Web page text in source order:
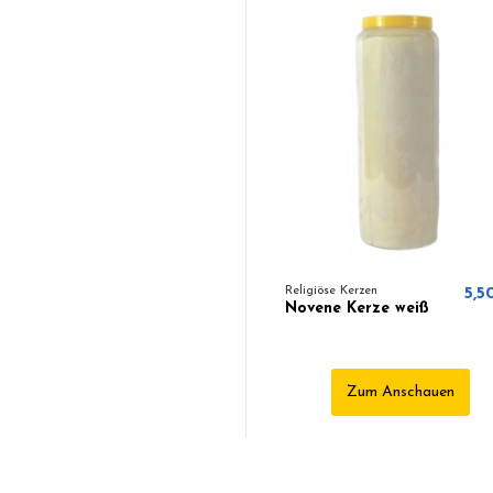
Religiöse Kerzen
Novene Kerze weiß
Zum Anschauen